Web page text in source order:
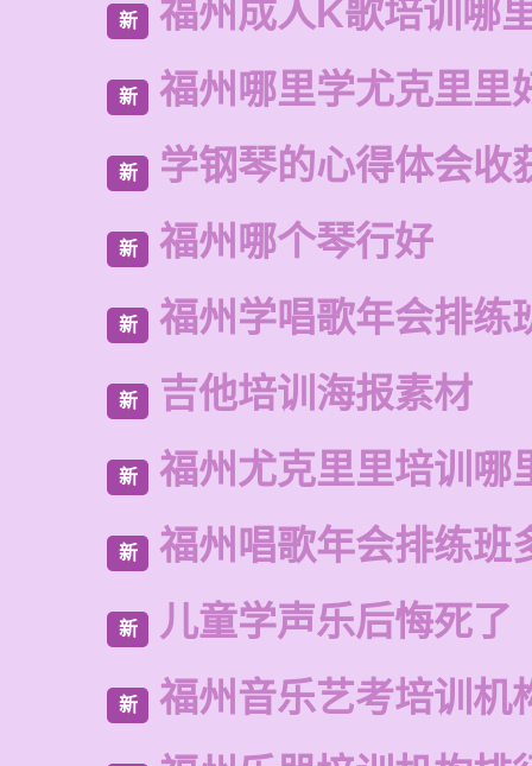
新 福州成人K歌培训哪
新 福州哪里学尤克里里
新 学钢琴的心得体会收
新 福州哪个琴行好
新 福州学唱歌年会排练
新 吉他培训海报素材
新 福州尤克里里培训哪
新 福州唱歌年会排练班
新 儿童学声乐后悔死了
新 福州音乐艺考培训机